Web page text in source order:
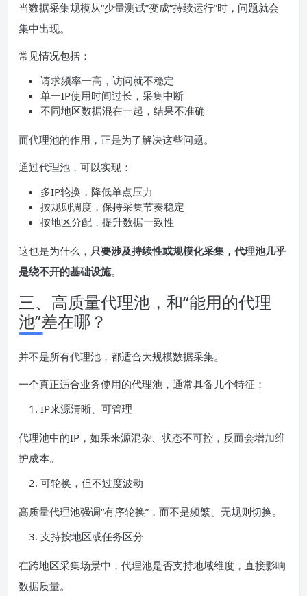
当数据采集规模从“少量测试”变成“持续运行”时，问题就会
集中出现。
常见情况包括：
请求频率一高，访问就不稳定
单一IP使用时间过长，采集中断
不同地区数据混在一起，结果不准确
而代理池的作用，正是为了解决这些问题。
通过代理池，可以实现：
多IP轮换，降低单点压力
按规则调度，保持采集节奏稳定
按地区分配，提升数据一致性
这也是为什么， 只要涉及持续性或规模化采集，代理池几乎
是绕不开的基础设施。
三、高质量代理池，和“能用的代理
池”差在哪？
并不是所有代理池，都适合大规模数据采集。
一个真正适合业务使用的代理池，通常具备几个特征：
IP来源清晰、可管理
代理池中的IP，如果来源混杂、状态不可控，反而会增加维
护成本。
可轮换，但不过度波动
高质量代理池强调“有序轮换”，而不是频繁、无规则切换。
支持按地区或任务区分
在跨地区采集场景中，代理池是否支持地域维度，直接影响
数据质量。